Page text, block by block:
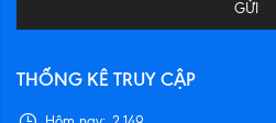
GỬI
THỐNG KÊ TRUY CẬP